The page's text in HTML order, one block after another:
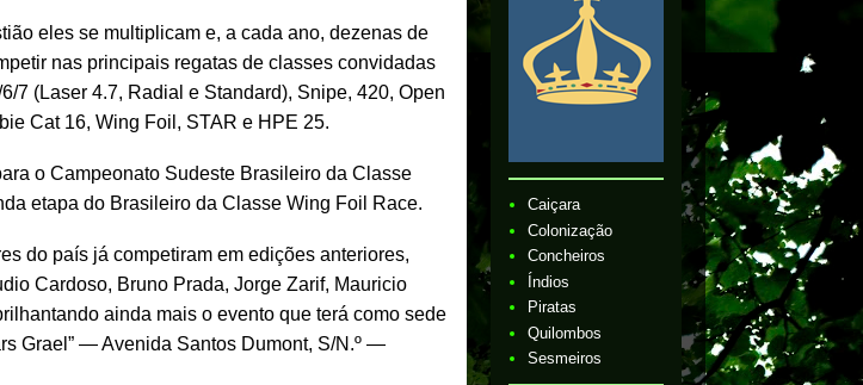
eles se multiplicam e, a cada ano, dezenas de
nas principais regatas de classes convidadas
7 (Laser 4.7, Radial e Standard), Snipe, 420, Open
Cat 16, Wing Foil, STAR e HPE 25.
o Campeonato Sudeste Brasileiro da Classe
etapa do Brasileiro da Classe Wing Foil Race.
do país já competiram em edições anteriores,
Cardoso, Bruno Prada, Jorge Zarif, Mauricio
ainda mais o evento que terá como sede
Grael” — Avenida Santos Dumont, S/N.º —
Caiçara
Colonização
Concheiros
Índios
Piratas
Quilombos
Sesmeiros